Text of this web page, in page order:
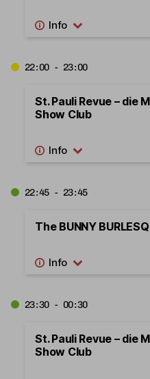
22:00 - 23:00
St. Pauli Revue – die
Show Club
22:45 - 23:45
The BUNNY
23:30 - 00:30
St. Pauli Revue – die
Show Club